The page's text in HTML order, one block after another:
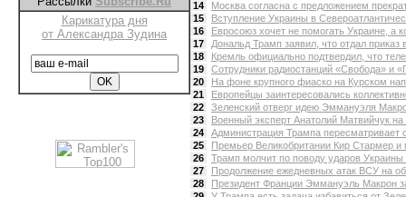
Карикатура дня
от Александра Зудина
14
Москва согласна с предложением
15
Вступление Украины в
16
Евросоюз хочет не помогать Украине, а
17
Дональд Трамп заявил, что отдал
18
Кремль официально подтвердил, что
19
Сотрудники радиостанций «Свобода» и
20
На фоне крупного фиаско на Курском
21
Европейцы заинтересовались
22
Зеленский отверг идею Эммануэля
23
Военный эксперт Анатолий Матвийчук
24
Администрация Трампа пересматривает
25
Премьер Великобритании Кир Стармер
26
Трамп молчит по поводу ударов Украины
27
Продолжение ежедневных атак ВСУ на
28
Президент Франции Эммануэль Макрон